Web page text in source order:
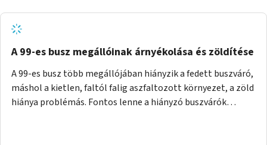
A 99-es busz megállóinak árnyékolása és zöldítése
A 99-es busz több megállójában hiányzik a fedett buszváró,
máshol a kietlen, faltól falig aszfaltozott környezet, a zöld
hiánya problémás. Fontos lenne a hiányzó buszvárók